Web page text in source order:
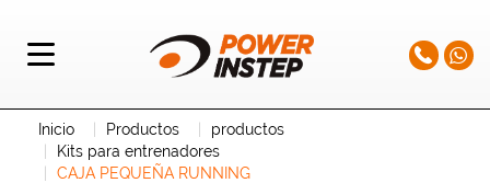
Inicio Productos
productos
Kits para entrenadores
CAJA PEQUEÑA RUNNING